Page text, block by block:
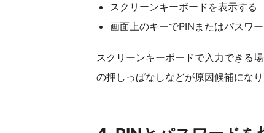
スクリーンキーボードを表示する
画面上のキーでPINまたはパスワ
スクリーンキーボードで入力できる
の押しっぱなしなどが原因候補になり